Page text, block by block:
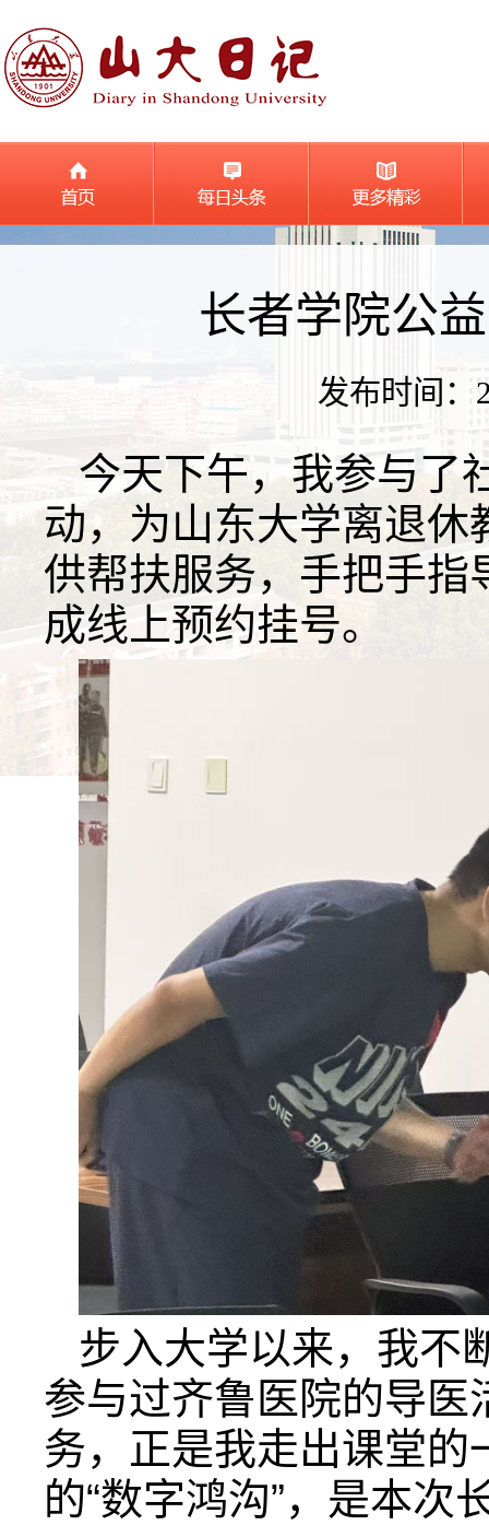
长者学院公
发布时间：
今天下午，我参与了
动，为山东大学离退
供帮扶服务，手把手指
成线上预约挂号。
步入大学以来，我不
参与过齐鲁医院的导医
务，正是我走出课堂
的“数字鸿沟”，是本次